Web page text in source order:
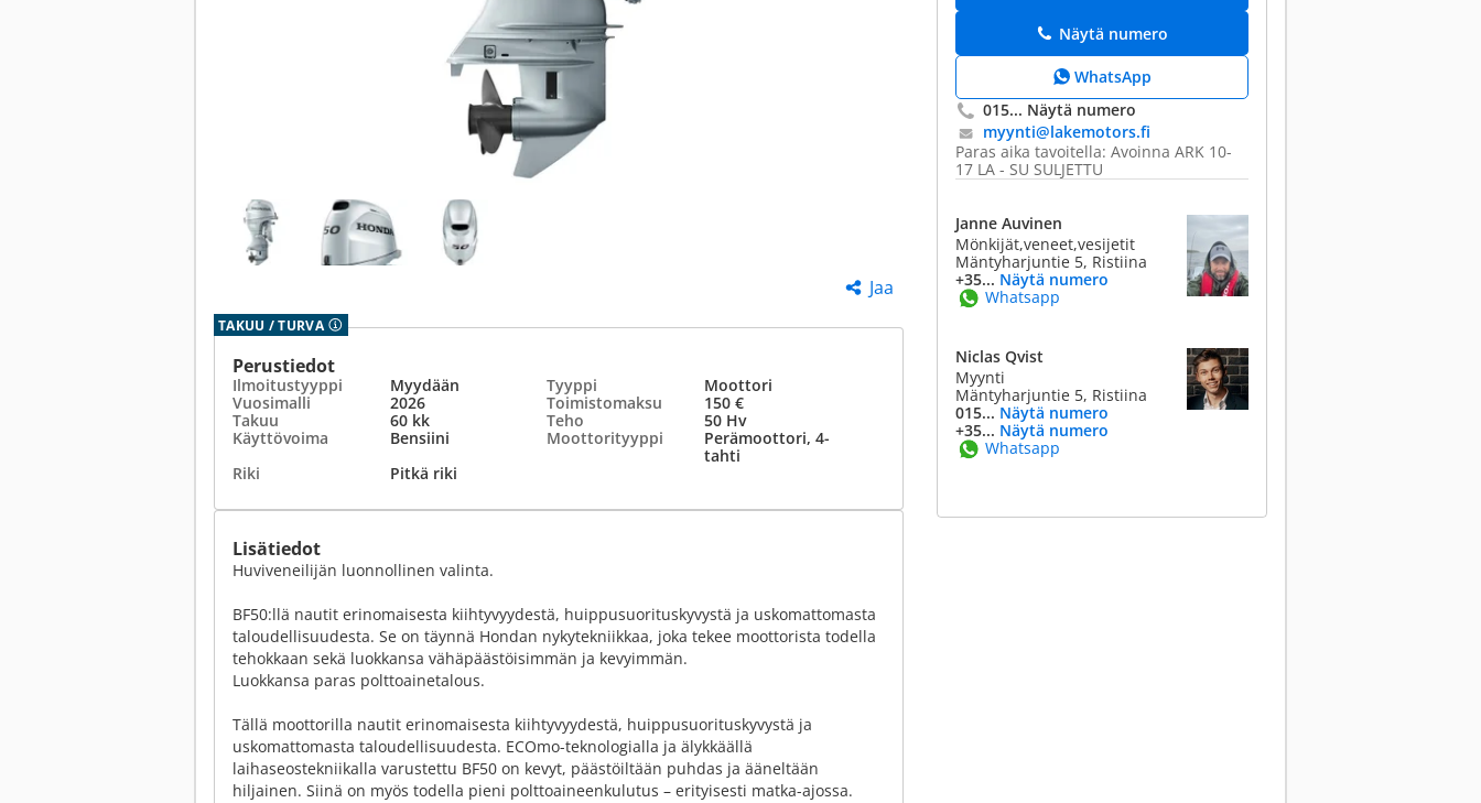
Jaa
TAKUU / TURVA
Perustiedot
Ilmoitustyyppi Myydään Tyyppi
Moottori
Vuosimalli
2026 Toimistomaksu
150 €
Takuu
60 kk Teho
50 Hv
Käyttövoima
Bensiini Moottorityyppi
Perämoottori, 4-
tahti
Riki
Pitkä riki
Lisätiedot
Huviveneilijän luonnollinen valinta.
BF50:llä nautit erinomaisesta kiihtyvyydestä, huippusuorituskyvystä ja uskomattomasta
taloudellisuudesta. Se on täynnä Hondan nykytekniikkaa, joka tekee moottorista todella
tehokkaan sekä luokkansa vähäpäästöisimmän ja kevyimmän.
Luokkansa paras polttoainetalous.
Tällä moottorilla nautit erinomaisesta kiihtyvyydestä, huippusuorituskyvystä ja
uskomattomasta taloudellisuudesta. ECOmo-teknologialla ja älykkäällä
laihaseostekniikalla varustettu BF50 on kevyt, päästöiltään puhdas ja ääneltään
hiljainen. Siinä on myös todella pieni polttoaineenkulutus – erityisesti matka-ajossa.
Näytä numero
WhatsApp
015... Näytä numero
myynti@​lakemotors.fi
Paras aika tavoitella: Avoinna ARK 10-
17 LA - SU SULJETTU
Janne Auvinen
Mönkijät,veneet,vesijetit
Mäntyharjuntie 5, Ristiina
+35... Näytä numero
Whatsapp
Niclas Qvist
Myynti
Mäntyharjuntie 5, Ristiina
015... Näytä numero
+35... Näytä numero
Whatsapp